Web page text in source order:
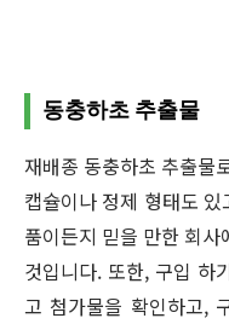
동충하초 추출물
재배종 동충하초 추출물
캡슐이나 정제 형태도
품이든지 믿을 만한 회
것입니다. 또한, 구입 하
고 첨가물을 확인하고,